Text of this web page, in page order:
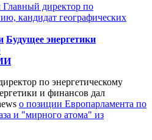
Главный директор по
кандидат географических
Будущее энергетики
по энергетическому
и финансов дал
о позиции Европарламента по
и "мирного атома" из